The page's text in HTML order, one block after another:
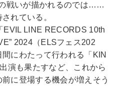
戦いが描かれるのでは……
れている。
EVIL LINE RECORDS 10th
2024（ELSフェス202
にわたって行われる「KIN
演も果たすなど、これから
に登場する機会が増えそう